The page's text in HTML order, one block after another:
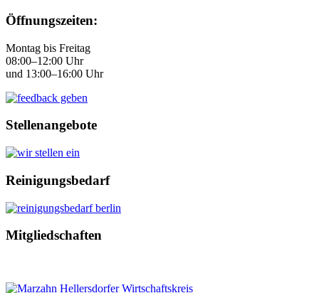
Öffnungszeiten:
Montag bis Freitag
08:00–12:00 Uhr
und 13:00–16:00 Uhr
Stellenangebote
Reinigungsbedarf
Mitgliedschaften